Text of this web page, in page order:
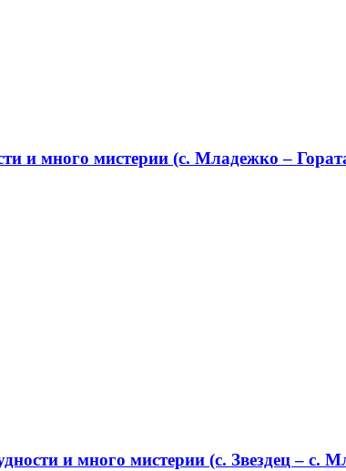
и много мистерии (с. Младежко –
и много мистерии (с. Звездец – с.